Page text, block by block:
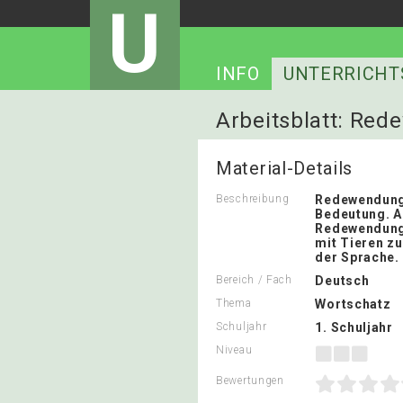
U INFO
Arbeitsblatt:
Material-Details
Beschreibung
Bedeutung.
mit Tieren
der
Bereich / Fach Deutsch
Thema Wortschatz
Schuljahr 1. Schuljahr
Niveau
Bewertungen